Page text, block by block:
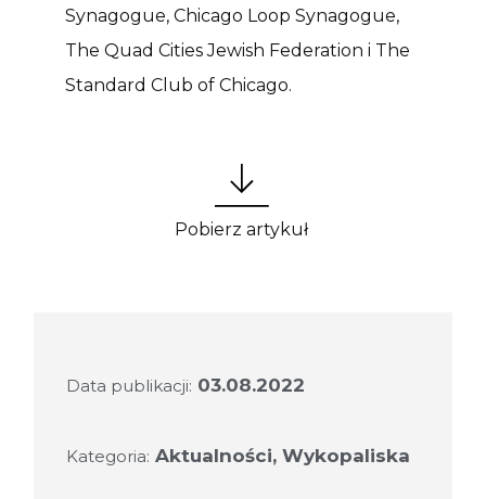
Synagogue, Chicago Loop Synagogue,
The Quad Cities Jewish Federation i The
Standard Club of Chicago.
Pobierz artykuł
Data publikacji: 03.08.2022
Kategoria: Aktualności,Wykopaliska